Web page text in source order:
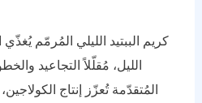
كريم الببتيد الليلي المُرمّم
الليل، مُقلّلاً التجاعيد
المُتقدّمة تُعزّز إنتاج